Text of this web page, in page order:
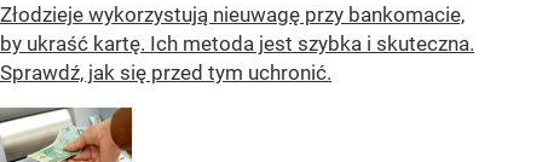
Złodzieje wykorzystują nieuwagę przy bankomacie,
by ukraść kartę. Ich metoda jest szybka i skuteczna.
Sprawdź, jak się przed tym uchronić.